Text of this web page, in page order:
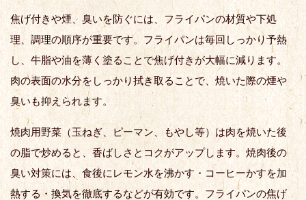
焦げ付きや煙、臭いを防ぐには、フライパンの材質や下処
理、調理の順序が重要です。フライパンは毎回しっかり予熱
し、牛脂や油を薄く塗ることで焦げ付きが大幅に減ります。
肉の表面の水分をしっかり拭き取ることで、焼いた際の煙や
臭いも抑えられます。
焼肉用野菜（玉ねぎ、ピーマン、もやし等）は肉を焼いた後
の脂で炒めると、香ばしさとコクがアップします。焼肉後の
臭い対策には、食後にレモン水を沸かす・コーヒーかすを加
熱する・換気を徹底するなどが有効です。フライパンの焦げ